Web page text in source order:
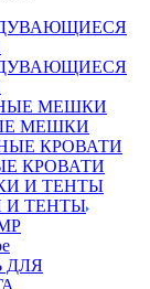
МЕШКИ
КРОВАТИ
И ТЕНТЫ